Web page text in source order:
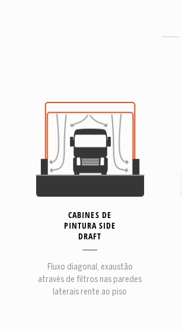
CABINES DE
PINTURA SIDE
DRAFT
Fluxo diagonal, exaustão
através de filtros nas paredes
laterais rente ao piso